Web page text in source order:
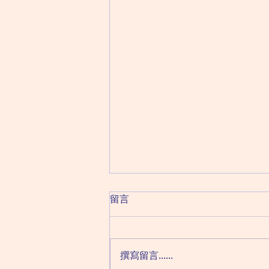
自閉症社交技巧班DIY（三）
懂得易地而處。從對方的角度，去
留言
撰寫留言......